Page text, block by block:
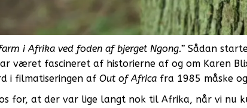
i Afrika ved foden af bjerget Ngong.” Sådan
været fascineret af historierne af og om Karen
i filmatiseringen af Out of Africa fra 1985 måske
for, at der var lige langt nok til Afrika, når vi nu